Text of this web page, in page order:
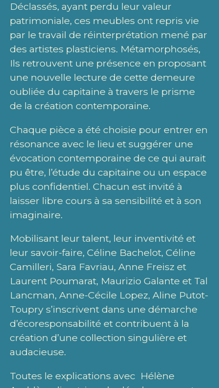
Déclassés, ayant perdu leur valeur
patrimoniale, ces meubles ont repris vie
par le travail de réinterprétation mené par
des artistes plasticiens. Métamorphosés,
Ils retrouvent une présence en proposant
une nouvelle lecture de cette demeure
oubliée du capitaine à travers le prisme
de la création contemporaine.
Chaque pièce a été choisie pour entrer en
résonance avec le lieu et suggérer une
évocation contemporaine de ce qui aurait
pu être, l’étude du capitaine ou un espace
plus confidentiel. Chacun est invité à
laisser libre cours à sa sensibilité et à son
imaginaire.
Mobilisant leur talent, leur inventivité et
leur savoir-faire, Céline Bachelot, Céline
Camilleri, Sara Favriau, Anne Freisz et
Laurent Poumarat, Maurizio Galante et Tal
Lancman, Anne-Cécile Lopez, Aline Putot-
Toupry s’inscrivent dans une démarche
d’écoresponsabilité et contribuent à la
création d’une collection singulière et
audacieuse.
Toutes le explications avec Hélène